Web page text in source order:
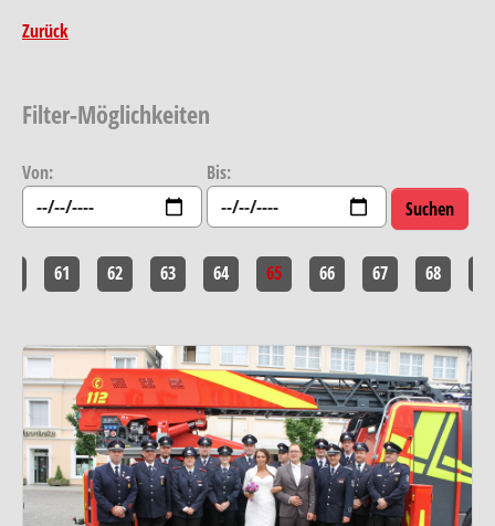
Zurück
Filter-Möglichkeiten
Von: Bis:
61 62 63 64 65 66 67 68